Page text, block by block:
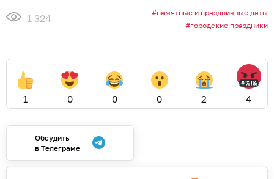
1 324
памятные и праздничные даты
городские праздники
1 0 0 0 2 4
Обсудить
в Телеграме